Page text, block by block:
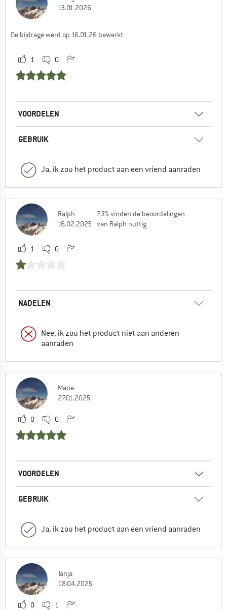
13.01.2026
De bijdrage werd op 16.01.26 bewerkt
1 0
VOORDELEN
GEBRUIK
Ja, ik zou het product aan een vriend aanraden
Ralph
16.02.2025
73% vinden de beoordelingen
van Ralph nuttig
1 0
NADELEN
Nee, ik zou het product niet aan anderen
aanraden
Marie
27.01.2025
0 0
VOORDELEN
GEBRUIK
Ja, ik zou het product aan een vriend aanraden
Tanja
18.04.2025
0 1